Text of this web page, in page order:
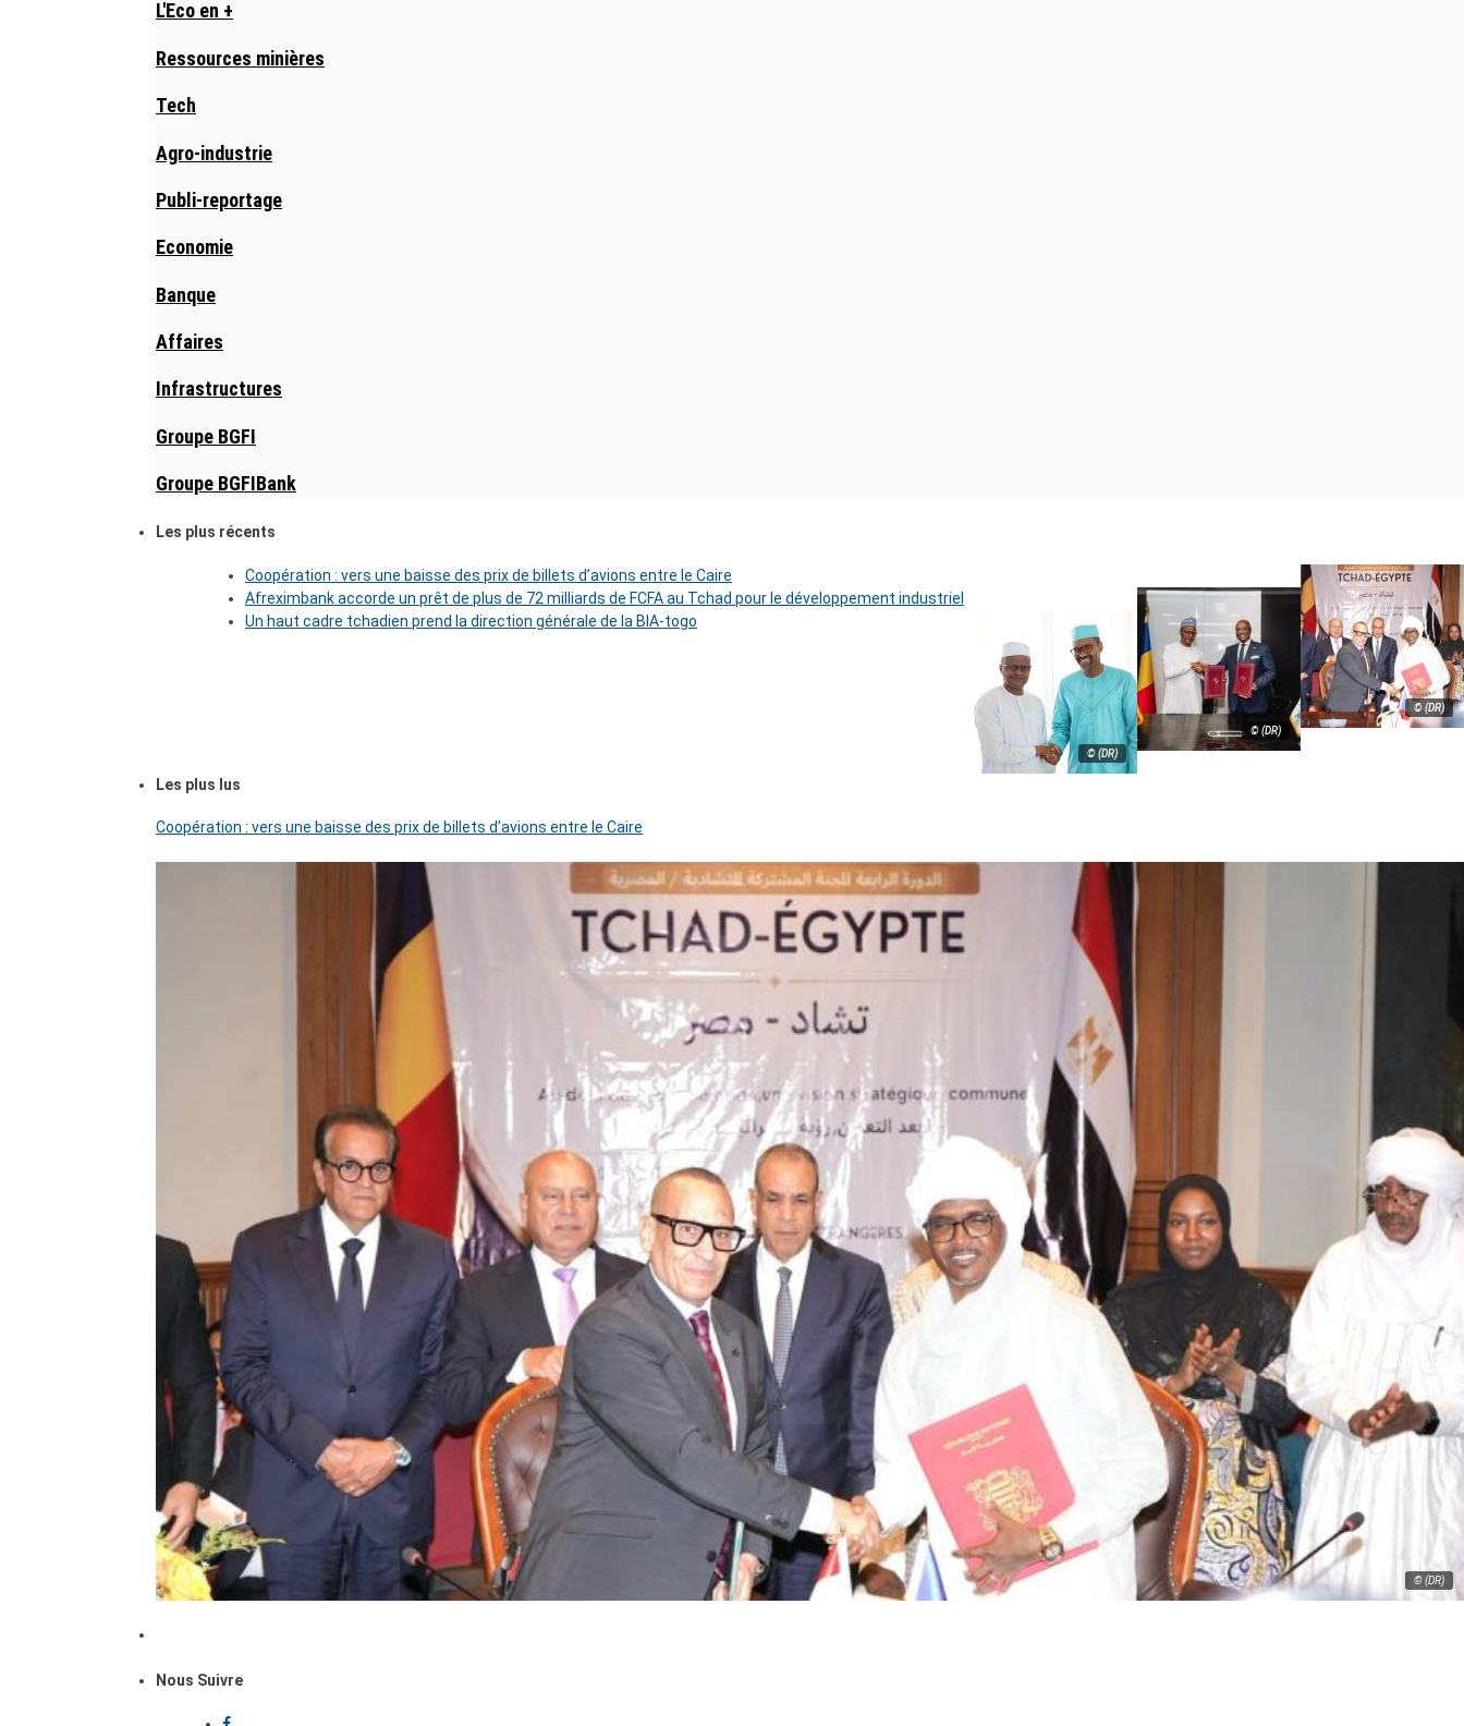
L'Eco en +
Ressources minières
Tech
Agro-industrie
Publi-reportage
Economie
Banque
Affaires
Infrastructures
Groupe BGFI
Groupe BGFIBank
Les plus récents
© (DR)
Coopération : vers une baisse des prix de billets d’avions entre le Caire
© (DR)
Afreximbank accorde un prêt de plus de 72 milliards de FCFA au Tchad pour le développement industriel
© (DR)
Un haut cadre tchadien prend la direction générale de la BIA-togo
Les plus lus
Coopération : vers une baisse des prix de billets d’avions entre le Caire
© (DR)
Nous Suivre